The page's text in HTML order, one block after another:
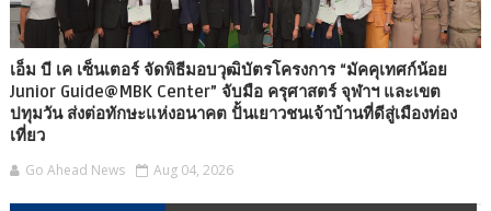
เอ็ม บี เค เซ็นเตอร์ จัดพิธีมอบวุฒิบัตรโครงการ “มัคคุเทศก์น้อย
Junior Guide@MBK Center” จับมือ ครุศาสตร์ จุฬาฯ และเขต
ปทุมวัน ส่งต่อทักษะแห่งอนาคต ปั้นเยาวชนเจ้าบ้านที่ดีสู่เมืองท่อง
เที่ยว
Go Ahead News Aug 04, 2026